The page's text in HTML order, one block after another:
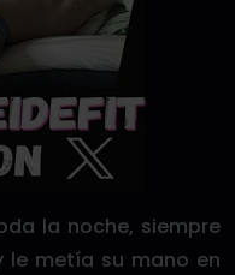
la noche, siempre
le metía su mano en